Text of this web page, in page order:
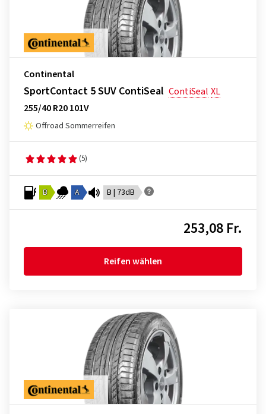
Continental
SportContact 5 SUV ContiSeal ContiSeal XL
255/40 R20 101V
Offroad Sommerreifen
(5)
B A B | 73dB
253,08 Fr.
Reifen wählen